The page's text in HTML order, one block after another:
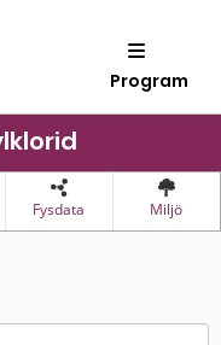
Program
Fysdata Miljö